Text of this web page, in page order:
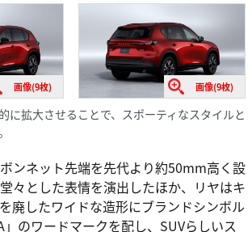
画像(9枚) 画像(9枚)
に拡大させることで、スポーティなスタイルと
ンネット先端を先代より約50mm高く設
々とした表情を演出したほか、リヤはキ
廃したワイドな造形にブランドシンボル
」のワードマークを配し、SUVらしいス